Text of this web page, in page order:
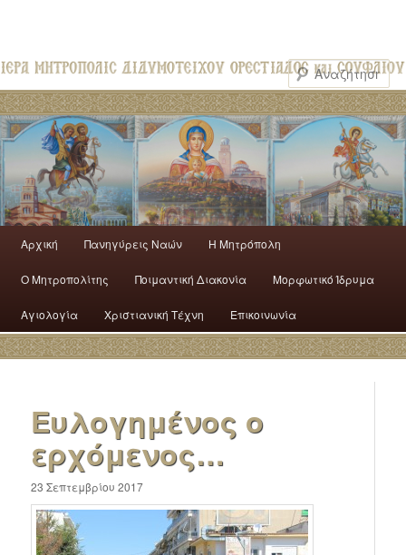
Αρχική Πανηγύρεις Ναών H Mητρόπολη
Ο Mητροπολίτης Ποιμαντική Διακονία Μορφωτικό Ίδρυμα
Αγιολογία Χριστιανική Τέχνη Επικοινωνία
Ευλογημένος ο
ερχόμενος…
23 Σεπτεμβρίου 2017